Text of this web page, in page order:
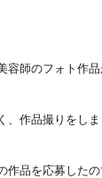
師のフォト作
作品撮りをしま
品を応募したの